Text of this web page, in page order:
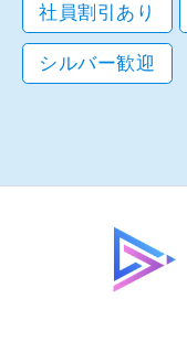
社員割引あり
シルバー歓迎